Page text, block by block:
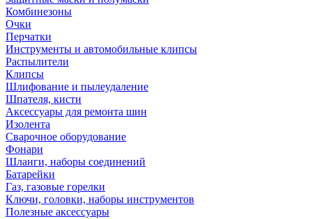
Комбинезоны
Очки
Перчатки
Инструменты и автомобильные клипсы
Распылители
Клипсы
Шлифование и пылеудаление
Шпателя, кисти
Аксессуары для ремонта шин
Изолента
Сварочное оборудование
Фонари
Шланги, наборы соединений
Батарейки
Газ, газовые горелки
Ключи, головки, наборы инструментов
Полезные аксессуары